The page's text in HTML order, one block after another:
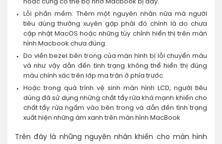
hoặc cũng có thể bộ nhớ Macbook bị đầy.
Lỗi phần mềm: Thêm một nguyên nhân nữa mà người
tiêu dùng thường xuyên gặp phải đó chính là do chưa
cập nhật MacOS hoặc những tùy chỉnh hiển thị trên màn
hình Macbook chưa đúng.
Do viền bezel bên trong của màn hình bị lỗi chuyển màu
và như vậy dẫn đến tình trạng không thể hiển thị đúng
màu chính xác trên lớp ma trận ở phía trước.
Hoặc trong quá trình vệ sinh màn hình LCD, người tiêu
dùng đã sử dụng những chất tẩy rửa khá mạnh khiến cho
chất tẩy rửa ngấm vào bên trong và dẫn đến tình trạng
xuất hiện những ám xanh trên màn hình MacBook
Trên đây là những nguyên nhân khiến cho màn hình